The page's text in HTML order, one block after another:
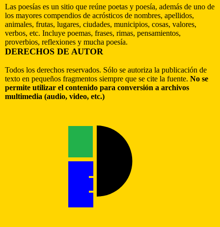
Las poesías es un sitio que reúne poetas y poesía, además de uno de
los mayores compendios de acrósticos de nombres, apellidos,
animales, frutas, lugares, ciudades, municipios, cosas, valores,
verbos, etc. Incluye poemas, frases, rimas, pensamientos,
proverbios, reflexiones y mucha poesía.
DERECHOS DE AUTOR
Todos los derechos reservados. Sólo se autoriza la publicación de
texto en pequeños fragmentos siempre que se cite la fuente. No se
permite utilizar el contenido para conversión a archivos
multimedia (audio, video, etc.)